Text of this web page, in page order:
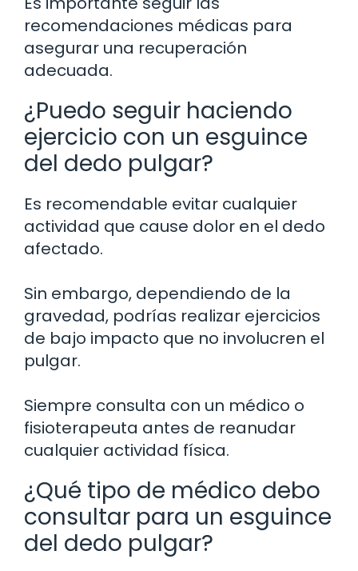
recomendaciones médicas para
asegurar una recuperación
adecuada.
¿Puedo seguir haciendo
ejercicio con un esguince
del dedo pulgar?
Es recomendable evitar cualquier
actividad que cause dolor en el dedo
afectado.
Sin embargo, dependiendo de la
gravedad, podrías realizar ejercicios
de bajo impacto que no involucren el
pulgar.
Siempre consulta con un médico o
fisioterapeuta antes de reanudar
cualquier actividad física.
¿Qué tipo de médico debo
consultar para un esguince
del dedo pulgar?